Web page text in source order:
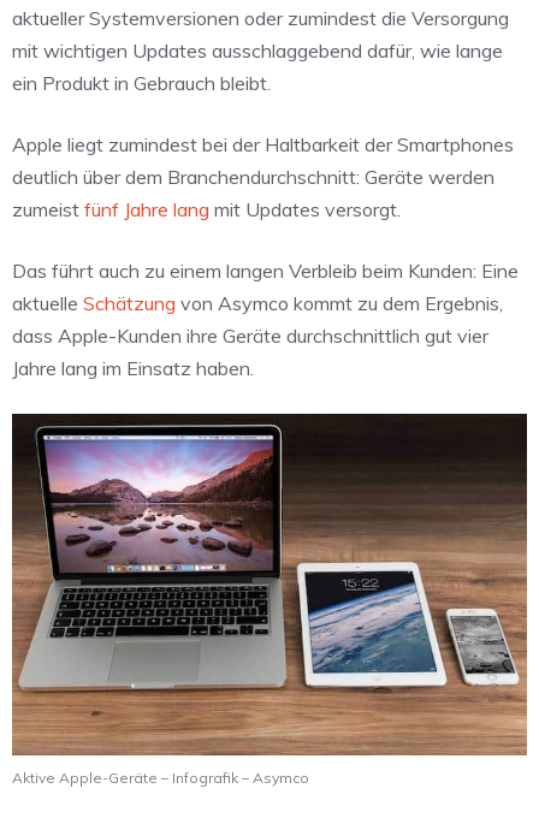
aktueller Systemversionen oder zumindest die Versorgung
mit wichtigen Updates ausschlaggebend dafür, wie lange
ein Produkt in Gebrauch bleibt.
Apple liegt zumindest bei der Haltbarkeit der Smartphones
deutlich über dem Branchendurchschnitt: Geräte werden
zumeist fünf Jahre lang mit Updates versorgt.
Das führt auch zu einem langen Verbleib beim Kunden: Eine
aktuelle Schätzung von Asymco kommt zu dem Ergebnis,
dass Apple-Kunden ihre Geräte durchschnittlich gut vier
Jahre lang im Einsatz haben.
Aktive Apple-Geräte – Infografik – Asymco